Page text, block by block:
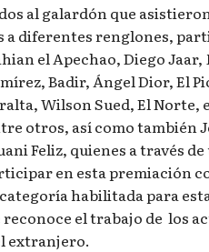
al galardón que
a diferentes renglones,
el Apechao, Diego
Badir, Ángel Dior, El
Wilson Sued, El Norte,
otros, así como también
Feliz, quienes a través
en esta premiación
habilitada para
el trabajo de los
extranjero.